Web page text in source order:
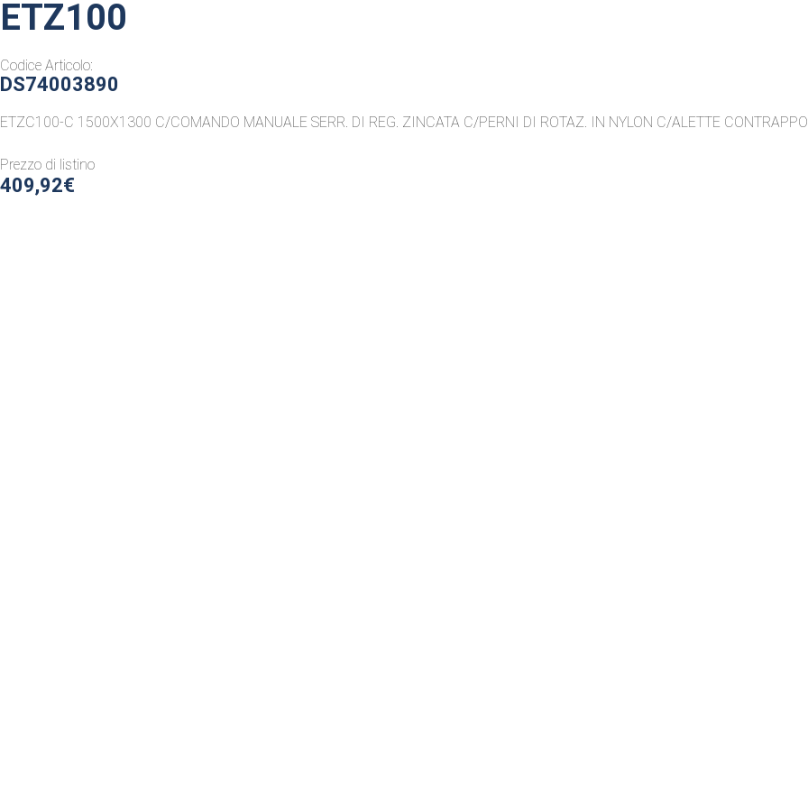
ETZ100
Codice Articolo:
DS74003890
ETZC100-C 1500X1300 C/COMANDO MANUALE SERR. DI REG. ZINCATA C/PERNI DI ROTAZ. IN NYLON C/ALETTE
Prezzo di listino
409,92€